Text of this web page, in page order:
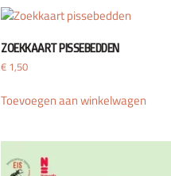
ZOEKKAART PISSEBEDDEN
€ 1,50
Toevoegen aan winkelwagen